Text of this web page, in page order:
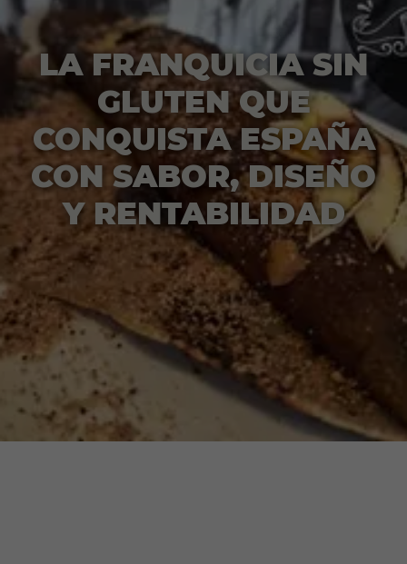
LA FRANQUICIA SIN
GLUTEN QUE
CONQUISTA ESPAÑA
CON SABOR, DISEÑO
Y RENTABILIDAD